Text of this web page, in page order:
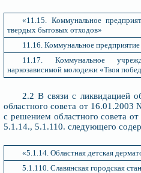
«11.15. Коммунальное
твердых бытовых отходов»
11.16. Коммунальное
11.17. Коммунальное
наркозависимой молодежи «Твоя
2.2 В связи с ликвидацией
областного совета от 16.01.2003
с решением областного совета
5.1.14., 5.1.110. следующего
«5.1.14. Областная детская
5.1.110. Славянская городская